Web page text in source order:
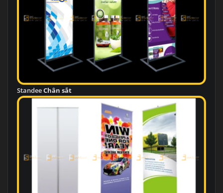
StandeeChân sắt